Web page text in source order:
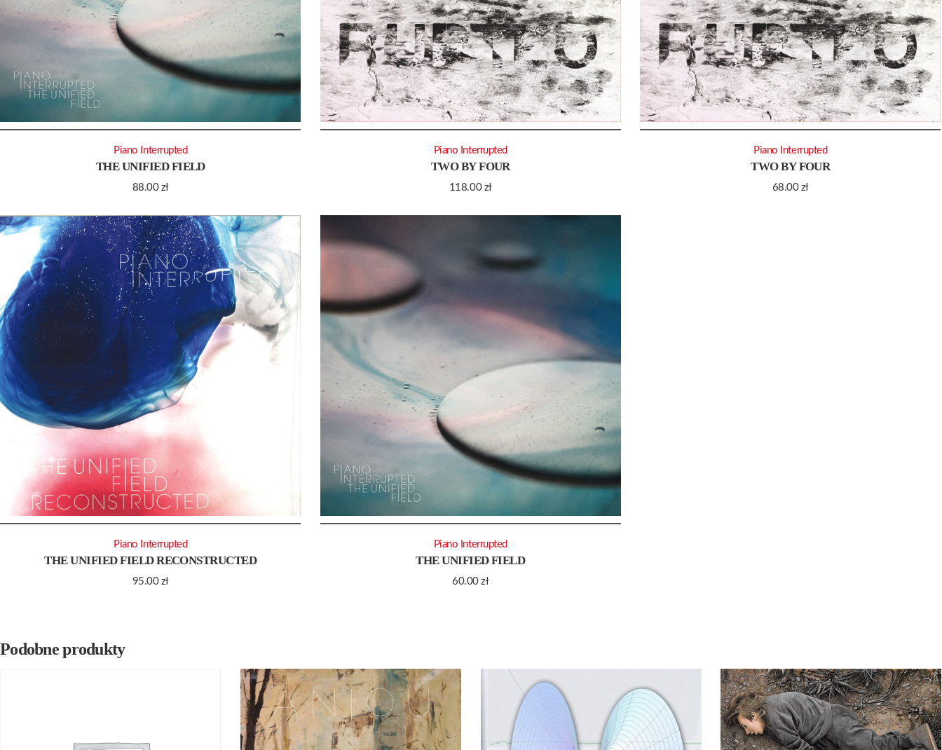
THE UNIFIED FIELD
88.00 zł
Piano Interrupted
TWO BY FOUR
118.00 zł
Piano Interrupted
TWO BY FOUR
68.00 zł
Piano Interrupted
THE UNIFIED FIELD RECONSTRUCTED
95.00 zł
Piano Interrupted
THE UNIFIED FIELD
60.00zł
Piano Interrupted
Podobne produkty